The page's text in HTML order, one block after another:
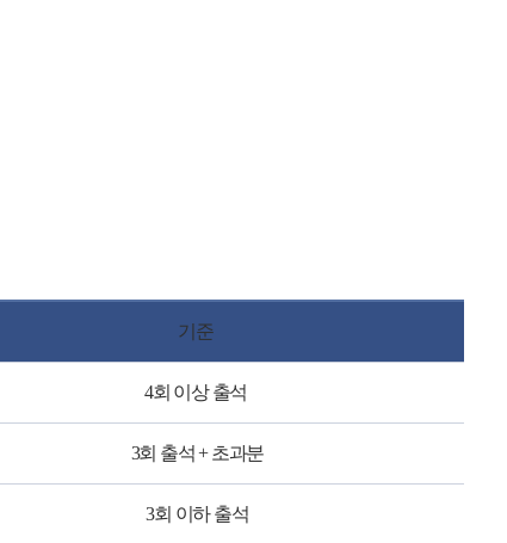
기준
4회 이상 출석
3회 출석 + 초과분
3회 이하 출석